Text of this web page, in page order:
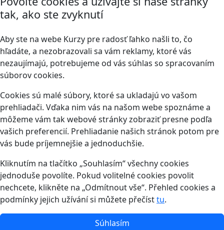
tak, ako ste zvyknutí
Aby ste na webe Kurzy pre radosť ľahko našli to, čo
hľadáte, a nezobrazovali sa vám reklamy, ktoré vás
nezaujímajú, potrebujeme od vás súhlas so spracovaním
súborov cookies.
Cookies sú malé súbory, ktoré sa ukladajú vo vašom
prehliadači. Vďaka nim vás na našom webe spoznáme a
môžeme vám tak webové stránky zobraziť presne podľa
vašich preferencií. Prehliadanie našich stránok potom pre
vás bude príjemnejšie a jednoduchšie.
Kliknutím na tlačítko „Souhlasím“ všechny cookies
jednoduše povolíte. Pokud volitelné cookies povolit
nechcete, klikněte na „Odmítnout vše“. Přehled cookies a
podmínky jejich užívání si můžete přečísttu.
Súhlasím